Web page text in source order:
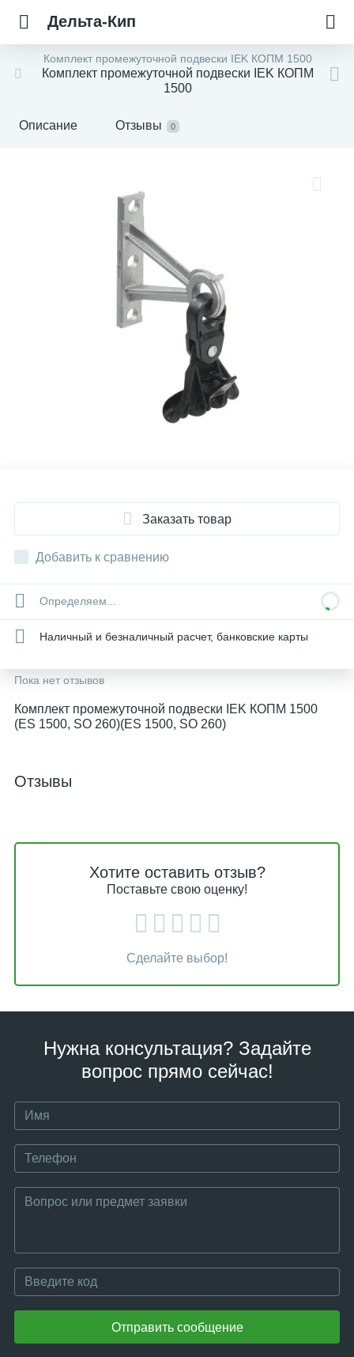
Дельта-Кип
Комплект промежуточной подвески IEK КОПМ 1500
Комплект промежуточной подвески IEK КОПМ
1500
Описание Отзывы 0
Заказать товар
Добавить к сравнению
Определяем...
Наличный и безналичный расчет, банковские карты
Пока нет отзывов
Комплект промежуточной подвески IEK КОПМ 1500
(ES 1500, SO 260)(ES 1500, SO 260)
Отзывы
Хотите оставить отзыв?
Поставьте свою оценку!
Сделайте выбор!
Нужна консультация? Задайте
вопрос прямо сейчас!
Отправить сообщение